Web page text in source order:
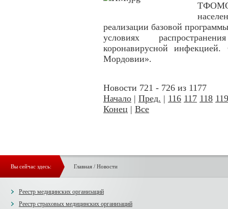
реализации базовой
условиях
коронавирусной инфекцией.
Мордовии».
Новости 721 - 726 из 1177
Начало | Пред. | 116 117 118 119
Конец | Все
Вы сейчас здесь: Главная/ Новости
Реестр медицинских организаций
Реестр страховых медицинских организаций